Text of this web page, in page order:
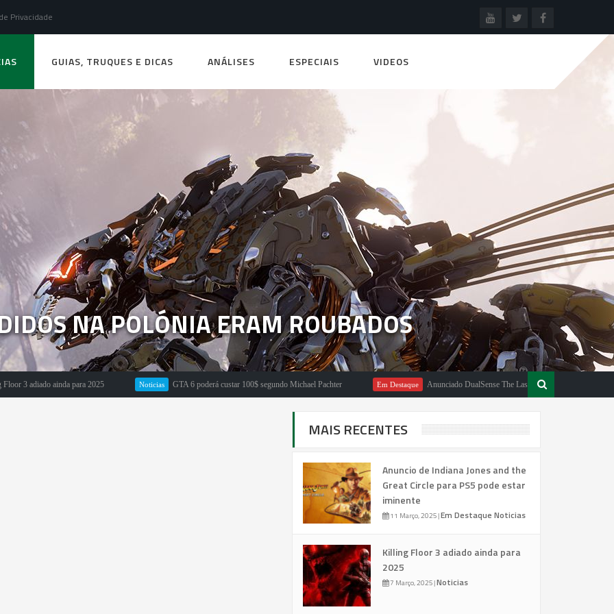
Privacidade
GUIAS, TRUQUES E DICAS ANÁLISES ESPECIAIS VIDEOS
NA POLÓNIA ERAM ROUBADOS
ainda para 2025 GTA 6 poderá custar 100$ segundo Michael Pachter Em Destaque Anunciado DualSense The Last of Us Limited Edition
MAIS RECENTES
Anuncio de Indiana Jones and the
Great Circle para PS5 pode estar
iminente
11 Março, 2025|Em Destaque Noticias
Killing Floor 3 adiado ainda para
2025
7 Março, 2025|Noticias